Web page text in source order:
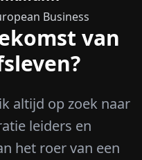
Business
van
altijd op zoek naar
leiders en
het roer van een